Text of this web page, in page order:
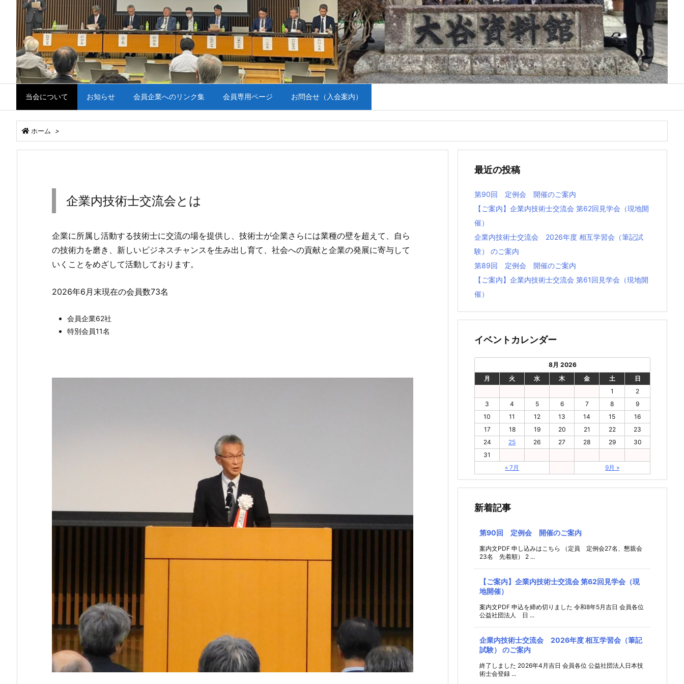
当会について お知らせ 会員企業へのリンク集 会員専用ページ お問合せ（入会案内）
ホーム >
企業内技術士交流会とは
企業に所属し活動する技術士に交流の場を提供し、技術士が企業さらには業種の壁を超えて、自ら
の技術力を磨き、新しいビジネスチャンスを生み出し育て、社会への貢献と企業の発展に寄与して
いくことをめざして活動しております。
2026年6月末現在の会員数73名
会員企業62社
特別会員11名
最近の投稿
第90回 定例会 開催のご案内
【ご案内】企業内技術士交流会 第62回見学会（現地開
催）
企業内技術士交流会 2026年度 相互学習会（筆記試
験） のご案内
第89回 定例会 開催のご案内
【ご案内】企業内技術⼠交流会 第61回⾒学会（現地開
催）
イベントカレンダー
8月 2026
月
火 水 木 金 土
日
1
2
3
4 5 6 7 8
9
10
11 12 13 14 15
16
17
18 19 20 21 22
23
24
25 26 27 28 29
30
31
« 7月
9月 »
新着記事
第90回 定例会 開催のご案内
案内文PDF 申し込みはこちら （定員 定例会27名、懇親会
23名 先着順） 2 ...
【ご案内】企業内技術士交流会 第62回見学会（現
地開催）
案内文PDF 申込を締め切りました 令和8年5月吉日 会員各位
公益社団法人 日 ...
企業内技術士交流会 2026年度 相互学習会（筆記
試験） のご案内
終了しました 2026年4月吉日 会員各位 公益社団法人日本技
術士会登録 ...